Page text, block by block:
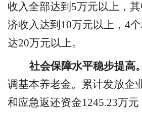
收入全部达到 5万元以上，其
济收入达到 10万元以上， 4
达20万元以上。
社会保障水平稳步提高。
调基本养老金。累计发放企
和应急返还资金1245.23万元